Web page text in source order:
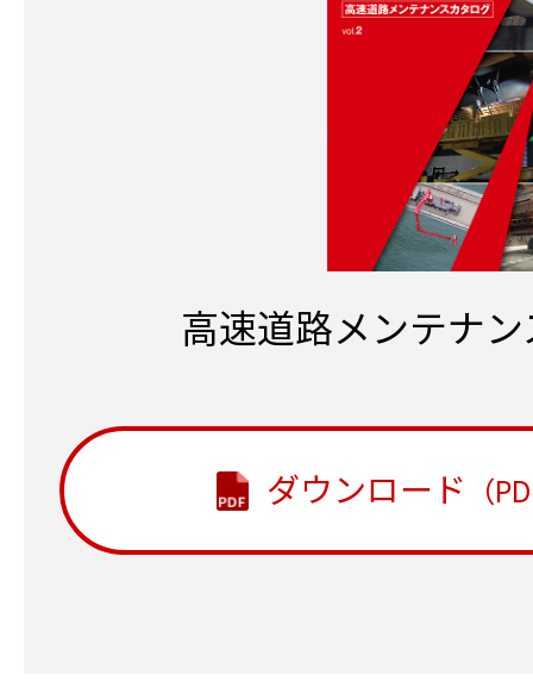
高速道路メンテナ
ダウンロード （